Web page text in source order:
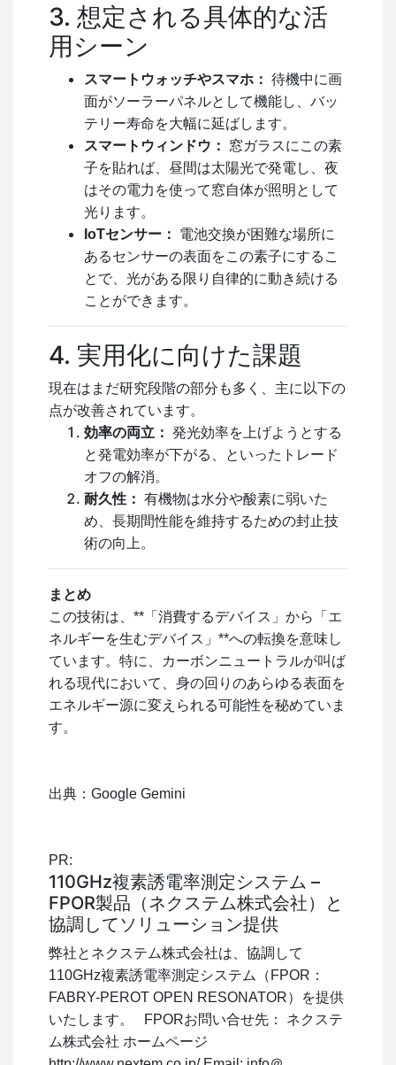
3. 想定される具体的な活
用シーン
スマートウォッチやスマホ： 待機中に画
面がソーラーパネルとして機能し、バッ
テリー寿命を大幅に延ばします。
スマートウィンドウ：
窓ガラスにこの素
子を貼れば、昼間は太陽光で発電し、夜
はその電力を使って窓自体が照明として
光ります。
IoTセンサー：
電池交換が困難な場所に
あるセンサーの表面をこの素子にするこ
とで、光がある限り自律的に動き続ける
ことができます。
4. 実用化に向けた課題
現在はまだ研究段階の部分も多く、主に以下の
点が改善されています。
効率の両立： 発光効率を上げようとする
と発電効率が下がる、といったトレード
オフの解消。
耐久性： 有機物は水分や酸素に弱いた
め、長期間性能を維持するための封止技
術の向上。
まとめ
この技術は、**「消費するデバイス」から「エ
ネルギーを生むデバイス」**への転換を意味し
ています。特に、カーボンニュートラルが叫ば
れる現代において、身の回りのあらゆる表面を
エネルギー源に変えられる可能性を秘めていま
す。
出典：Google Gemini
PR:
110GHz複素誘電率測定システム –
FPOR製品（ネクステム株式会社）と
協調してソリューション提供
弊社とネクステム株式会社は、協調して
110GHz複素誘電率測定システム（FPOR：
FABRY-PEROT OPEN RESONATOR）を提供
いたします。 FPORお問い合せ先： ネクステ
ム株式会社 ホームページ